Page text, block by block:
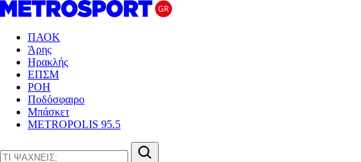
ΠΑΟΚ
Άρης
Ηρακλής
ΕΠΣΜ
ΡΟΗ
Ποδόσφαιρο
Μπάσκετ
METROPOLIS 95.5